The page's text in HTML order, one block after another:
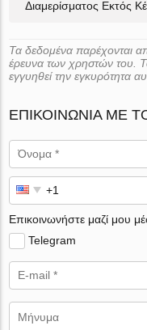
Διαμερίσματος Εκτός
Τα δεδομένα παρέχονται
έρευνα των χρηστών του.
εγγυηθεί την εγκυρότητα
ΕΠΙΚΟΙΝΩΝΊΑ ΜΕ
Επικοινωνήστε μαζί μου
Telegram